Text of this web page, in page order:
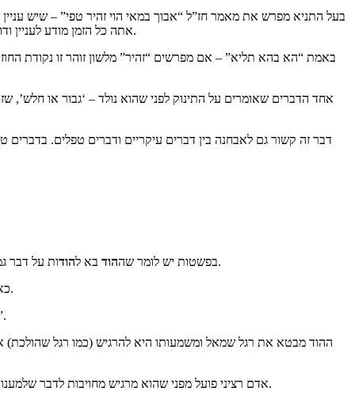
בעל התניא מפרש את מאמר חז”ל “אבוך במאי הוי זהיר טפי” – שיש
אתה כל הזמן מודע לעניין ודואג שזה יהיה בסדר, ואילו לפי הדרוש העניין הוא במודעות טבעית, כמו קירון אור פני משה, שאתה מקרין במצווה שבה אתה זהיר ולא מצוי כלפיה בדאגה.
באמת “הא בהא תליא” – אם מפרשים “זהיר” מלשון זוהר זו נקודת
אחד הדברים שאומרים על התינוק לפני שהוא נולד – ‘גבור או חלש’,
דבר זה קשור גם לאבחנה בין דברים עיקריים ודברים טפלים.
בפשטות יש לומר שההוד בא להודות על דבר
והאור השלם נקראת הוד.
כאשר אומרים “תוכו כברו” הכוונה לכנות הלב. זו הרצינות המתבטאת בדיבור. כפיו של האדם כן לבו, כפי שנאמר על יעקב. לא להיות אחד בפה ואחד בלב.
עיקר הניב הקשור לתמימות הוא הליכה. ברוב
ההוד מבטא את רגל שמאל ומשמעותו היא להרגיש (כמו רגל שהולכת)
אדם רציני פועל מפני שהוא מרגיש מחויבות לדבר שלמענו הוא פועל. הרגשת המחויבות של ההוד מוליכה את האדם בדרך מסוימת, שלעתים אינה נהירה לו, ובכל זאת מוסכם אצלו בהסכם חזק שכך צריך לעשות.